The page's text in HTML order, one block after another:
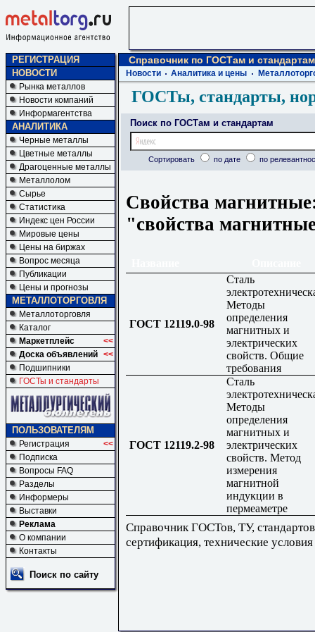
РЕГИСТРАЦИЯ
НОВОСТИ
Рынка металлов
Новости компаний
Информагентства
АНАЛИТИКА
Черные металлы
Цветные металлы
Драгоценные металлы
Металлолом
Сырье
Статистика
Индекс цен России
Мировые цены
Цены на биржах
Вопрос месяца
Публикации
Цены и прогнозы
МЕТАЛЛОТОРГОВЛЯ
Металлоторговля
Каталог
Маркетплейс
<<
Доска объявлений <<
Подшипники
ГОСТы и стандарты
ПОЛЬЗОВАТЕЛЯМ
Регистрация
<<
Подписка
Вопросы FAQ
Разделы
Информеры
Выставки
Реклама
О компании
Контакты
Поиск по сайту
Справочник по ГОСТам и стандартам
Новости Аналитика и цены
ГОСТы, стандарты,
Поиск по ГОСТам и стандартам
Сортировать по дате по
Свойства
"свойства
ГОСТ 12119.0-98
Сталь
Методы
определения
магнитных и
электрических
свойств. Общие
требования
ГОСТ 12119.2-98
Сталь
Методы
определения
магнитных и
электрических
свойств. Метод
измерения
магнитной
индукции в
пермеаметре
Справочник ГОСТов, ТУ,
сертификация, технические условия